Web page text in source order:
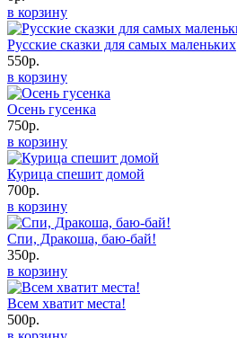
в корзину
Русские сказки для самых маленьких
550р.
в корзину
Осень гусенка
750р.
в корзину
Курица спешит домой
700р.
в корзину
Спи, Дракоша, баю-бай!
350р.
в корзину
Всем хватит места!
500р.